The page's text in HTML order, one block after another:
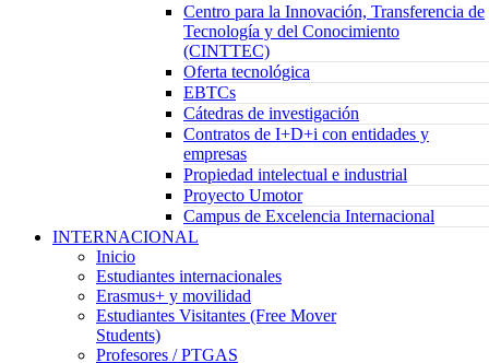
Centro para la Innovación, Transferencia de
Tecnología y del Conocimiento
(CINTTEC)
Oferta tecnológica
EBTCs
Cátedras de investigación
Contratos de I+D+i con entidades y
empresas
Propiedad intelectual e industrial
Proyecto Umotor
Campus de Excelencia Internacional
INTERNACIONAL
Inicio
Estudiantes internacionales
Erasmus+ y movilidad
Estudiantes Visitantes (Free Mover
Students)
Profesores / PTGAS